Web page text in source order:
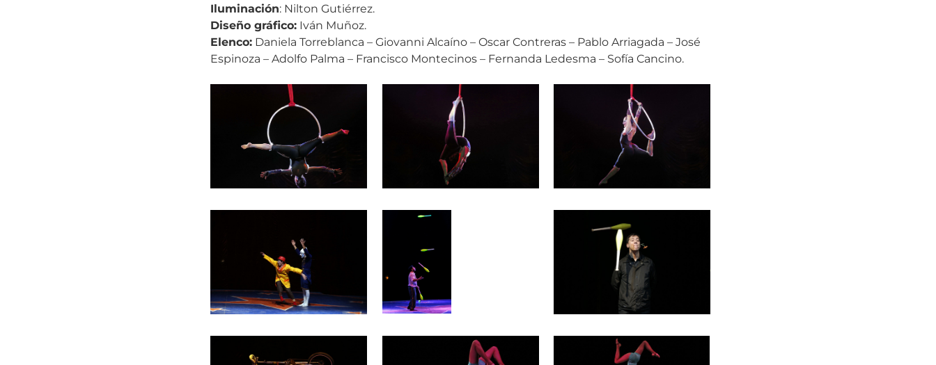
Iluminación: Nilton Gutiérrez.
Diseño gráfico: Iván Muñoz.
Elenco: Daniela Torreblanca – Giovanni Alcaíno – Oscar Contreras – Pablo Arriagada – José
Espinoza – Adolfo Palma – Francisco Montecinos – Fernanda Ledesma – Sofía Cancino.